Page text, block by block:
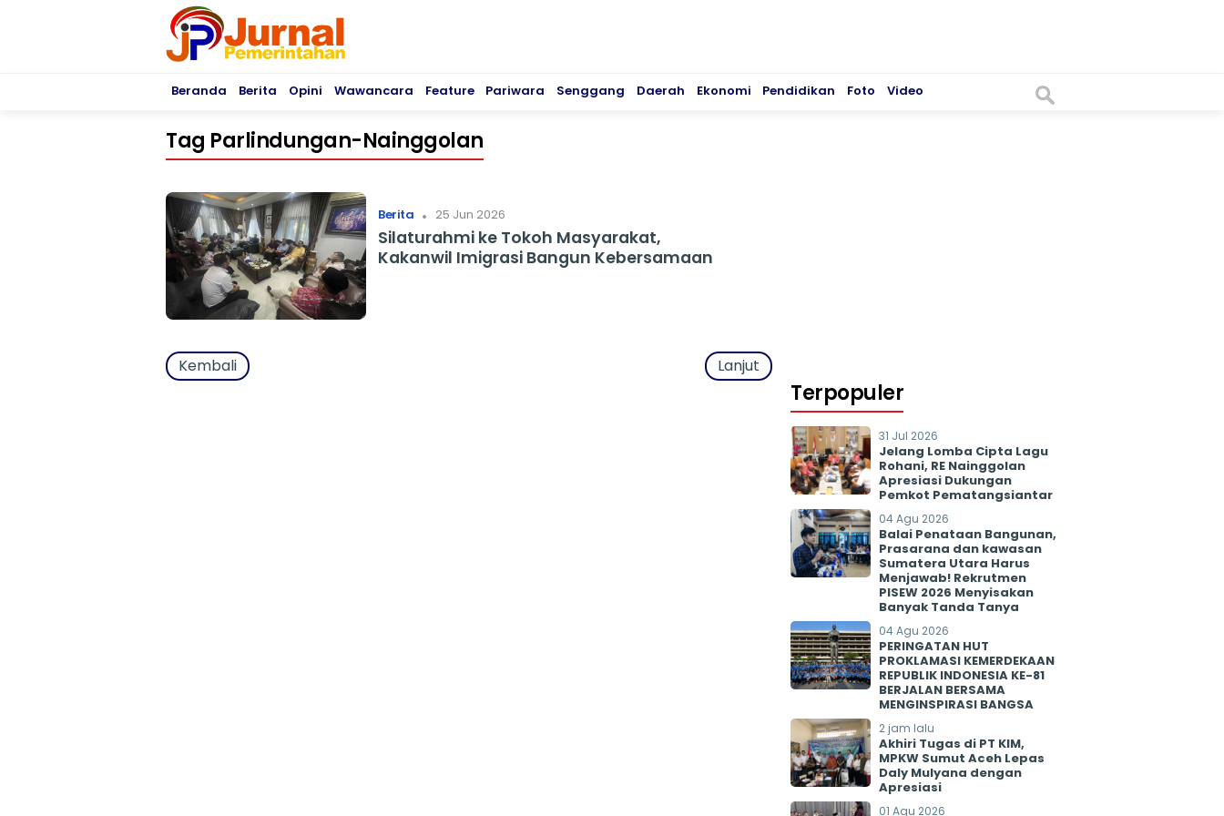
Beranda Berita Opini Wawancara Feature Pariwara Senggang Daerah Ekonomi Pendidikan Foto Video
Tag Parlindungan-Nainggolan
Berita . 25 Jun 2026
Silaturahmi ke Tokoh Masyarakat,
Kakanwil Imigrasi Bangun Kebersamaan
Kembali Lanjut
Terpopuler
31 Jul 2026
Jelang Lomba Cipta Lagu
Rohani, RE Nainggolan
Apresiasi Dukungan
Pemkot Pematangsiantar
04 Agu 2026
Balai Penataan Bangunan,
Prasarana dan kawasan
Sumatera Utara Harus
Menjawab! Rekrutmen
PISEW 2026 Menyisakan
Banyak Tanda Tanya
04 Agu 2026
PERINGATAN HUT
PROKLAMASI KEMERDEKAAN
REPUBLIK INDONESIA KE-81
BERJALAN BERSAMA
MENGINSPIRASI BANGSA
2 jam lalu
Akhiri Tugas di PT KIM,
MPKW Sumut Aceh Lepas
Daly Mulyana dengan
Apresiasi
01 Agu 2026